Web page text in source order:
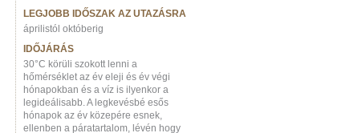
LEGJOBB IDŐSZAK AZ UTAZÁSRA
áprilistól októberig
IDŐJÁRÁS
30°C körüli szokott lenni a
hőmérséklet az év eleji és év végi
hónapokban és a víz is ilyenkor a
legideálisabb. A legkevésbé esős
hónapok az év közepére esnek,
ellenben a páratartalom, lévén hogy